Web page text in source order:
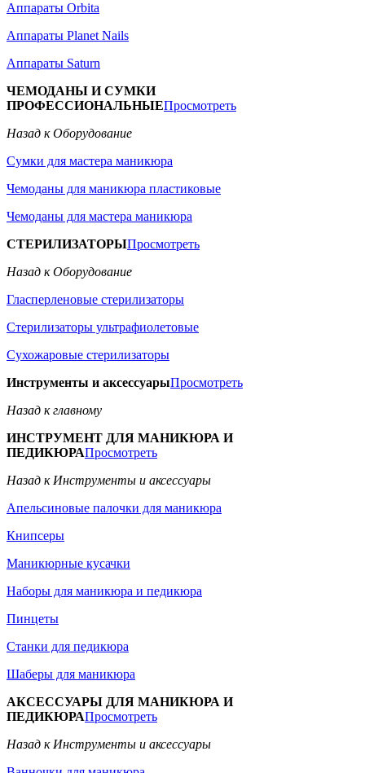
Аппараты Orbita
Аппараты Planet Nails
Аппараты Saturn
ЧЕМОДАНЫ И СУМКИ
ПРОФЕССИОНАЛЬНЫЕПросмотреть
Назад к Оборудование
Сумки для мастера маникюра
Чемоданы для маникюра пластиковые
Чемоданы для мастера маникюра
СТЕРИЛИЗАТОРЫПросмотреть
Назад к Оборудование
Гласперленовые стерилизаторы
Стерилизаторы ультрафиолетовые
Сухожаровые стерилизаторы
Инструменты и аксессуарыПросмотреть
Назад к главному
ИНСТРУМЕНТ ДЛЯ МАНИКЮРА И
ПЕДИКЮРАПросмотреть
Назад к Инструменты и аксессуары
Апельсиновые палочки для маникюра
Книпсеры
Маникюрные кусачки
Наборы для маникюра и педикюра
Пинцеты
Станки для педикюра
Шаберы для маникюра
АКСЕССУАРЫ ДЛЯ МАНИКЮРА И
ПЕДИКЮРАПросмотреть
Назад к Инструменты и аксессуары